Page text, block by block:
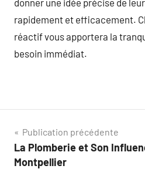
rapidement et efficacement.
réactif vous apportera la
besoin immédiat.
Navigation
de
Publication précédente
La Plomberie et Son
Montpellier